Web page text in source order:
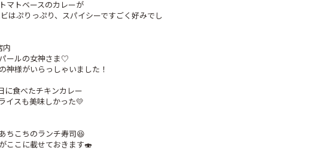
マトベースのカレーが
はぷりっぷり、スパイシーですごく好みでし
内
ールの女神さま♡
神様がいらっしゃいました！
に食べたチキンカレー
イスも美味しかった💛
ちこちのランチ寿司😆
ここに載せておきます🍣